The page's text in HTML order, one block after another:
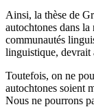
Ainsi, la thèse de
autochtones dans la
communautés
linguistique, devrait
Toutefois, on ne
autochtones soient
Nous ne pourrons